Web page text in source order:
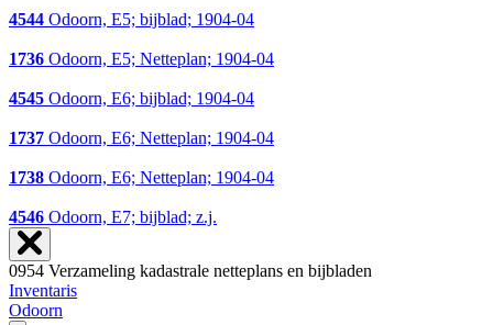
4544 Odoorn, E5; bijblad; 1904-04
1736 Odoorn, E5; Netteplan; 1904-04
4545 Odoorn, E6; bijblad; 1904-04
1737 Odoorn, E6; Netteplan; 1904-04
1738 Odoorn, E6; Netteplan; 1904-04
4546 Odoorn, E7; bijblad; z.j.
0954 Verzameling kadastrale netteplans en bijbladen
Inventaris
Odoorn